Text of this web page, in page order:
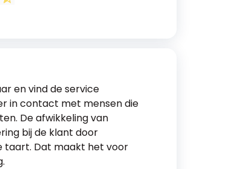
en vind de service
in contact met mensen die
De afwikkeling van
bij de klant door
taart. Dat maakt het voor